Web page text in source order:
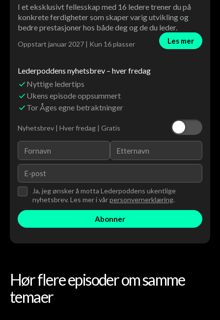
Lederpoddens nyhetsbrev – hver fredag
Nyttige ledertips
Ukens episode oppsummert
Tor Åges egne betraktninger
Nyhetsbrev | Hver fredag | Gratis
Ja, jeg ønsker å motta Lederpoddens ukentlige
nyhetsbrev. Les mer i vårpersonvernerklæring.
I et eksklusivt fellesskap med 16 ledere trener du på
konkrete ferdigheter som skaper varig utvikling og
bedre prestasjoner hos både deg og de du leder.
Oppstart januar 2027 | Kun 16 plasser Les mer
Hør flere episoder om samme
temaer